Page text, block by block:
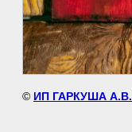
© ИП ГАРКУША А.В.